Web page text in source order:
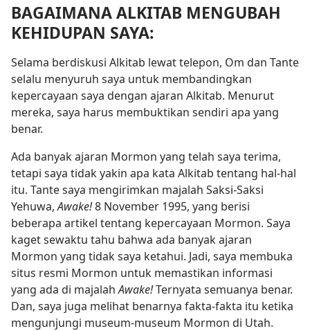
BAGAIMANA ALKITAB MENGUBAH
KEHIDUPAN SAYA:
Selama berdiskusi Alkitab lewat telepon, Om dan Tante
selalu menyuruh saya untuk membandingkan
kepercayaan saya dengan ajaran Alkitab. Menurut
mereka, saya harus membuktikan sendiri apa yang
benar.
Ada banyak ajaran Mormon yang telah saya terima,
tetapi saya tidak yakin apa kata Alkitab tentang hal-hal
itu. Tante saya mengirimkan majalah Saksi-Saksi
Yehuwa,Awake!8 November 1995, yang berisi
beberapa artikel tentang kepercayaan Mormon. Saya
kaget sewaktu tahu bahwa ada banyak ajaran
Mormon yang tidak saya ketahui. Jadi, saya membuka
situs resmi Mormon untuk memastikan informasi
yang ada di majalahAwake!Ternyata semuanya benar.
Dan, saya juga melihat benarnya fakta-fakta itu ketika
mengunjungi museum-museum Mormon di Utah.